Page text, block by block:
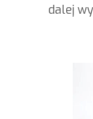
dalej